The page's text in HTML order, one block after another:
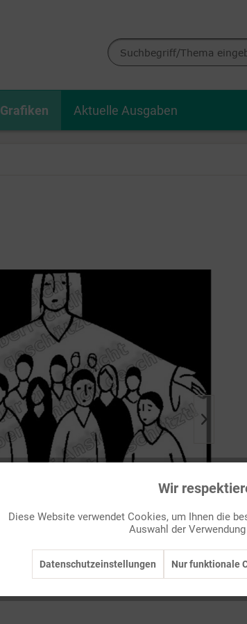
Grafiken Aktuelle Ausgaben
Wir
Diese Website verwendet Cookies, um Ihnen die
Auswahl der
Datenschutzeinstellungen Nur funktionale